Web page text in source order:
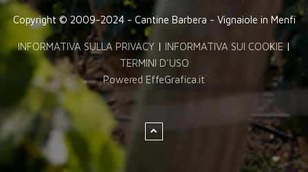
Copyright © 2009-2024 - Cantine Barbera - Vignaiole in Menfi
INFORMATIVA SULLA PRIVACY| INFORMATIVA SUI COOKIE|
TERMINI D'USO
Powered EffeGrafica.it